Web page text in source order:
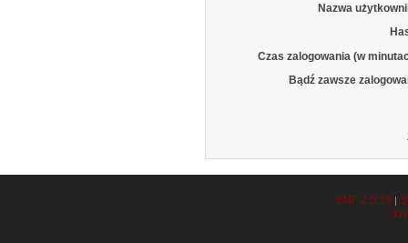
Nazwa
Czas zalogowania (w
Bądź zawsze
SMF 2.0.19 |